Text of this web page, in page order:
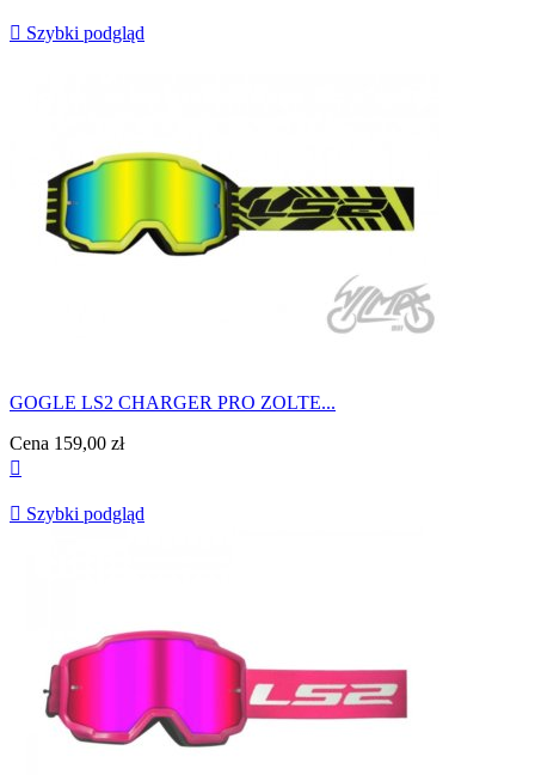
 Szybki podgląd
GOGLE LS2 CHARGER PRO ZOLTE...
Cena 159,00 zł

 Szybki podgląd